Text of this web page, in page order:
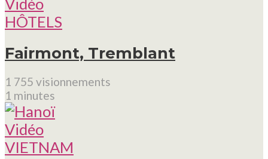
Vidéo
HÔTELS
Fairmont, Tremblant
1 755 visionnements
1 minutes
Vidéo
VIETNAM